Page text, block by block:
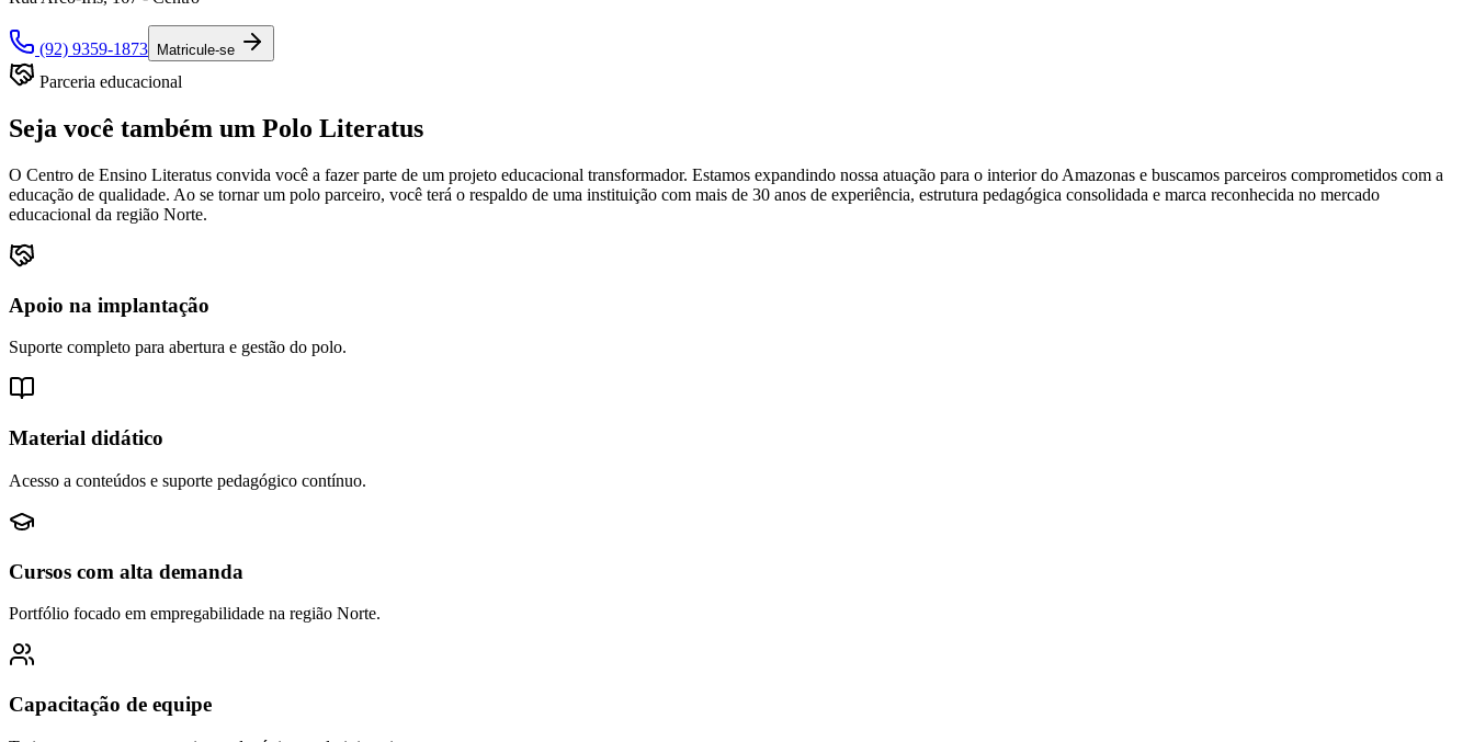
(92) 9359-1873 Matricule-se
Parceria educacional
Seja você também um Polo Literatus
O Centro de Ensino Literatus convida você a fazer parte de um projeto educacional transformador. Estamos expandindo nossa atuação para o interior do Amazonas e buscamos parceiros comprometidos com a
educação de qualidade. Ao se tornar um polo parceiro, você terá o respaldo de uma instituição com mais de 30 anos de experiência, estrutura pedagógica consolidada e marca reconhecida no mercado
educacional da região Norte.
Apoio na implantação
Suporte completo para abertura e gestão do polo.
Material didático
Acesso a conteúdos e suporte pedagógico contínuo.
Cursos com alta demanda
Portfólio focado em empregabilidade na região Norte.
Capacitação de equipe